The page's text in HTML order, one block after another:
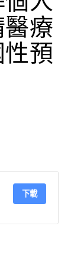
療
預
下載